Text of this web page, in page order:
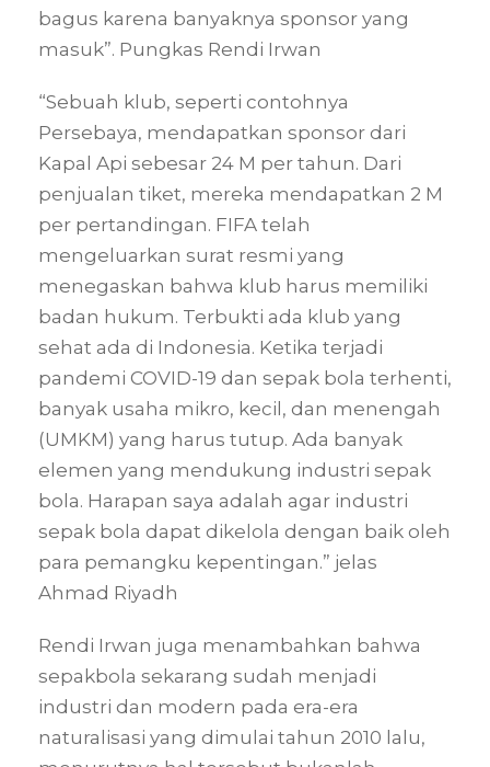
bagus karena banyaknya sponsor yang
masuk”. Pungkas Rendi Irwan
“Sebuah klub, seperti contohnya
Persebaya, mendapatkan sponsor dari
Kapal Api sebesar 24 M per tahun. Dari
penjualan tiket, mereka mendapatkan 2 M
per pertandingan. FIFA telah
mengeluarkan surat resmi yang
menegaskan bahwa klub harus memiliki
badan hukum. Terbukti ada klub yang
sehat ada di Indonesia. Ketika terjadi
pandemi COVID-19 dan sepak bola terhenti,
banyak usaha mikro, kecil, dan menengah
(UMKM) yang harus tutup. Ada banyak
elemen yang mendukung industri sepak
bola. Harapan saya adalah agar industri
sepak bola dapat dikelola dengan baik oleh
para pemangku kepentingan.” jelas
Ahmad Riyadh
Rendi Irwan juga menambahkan bahwa
sepakbola sekarang sudah menjadi
industri dan modern pada era-era
naturalisasi yang dimulai tahun 2010 lalu,